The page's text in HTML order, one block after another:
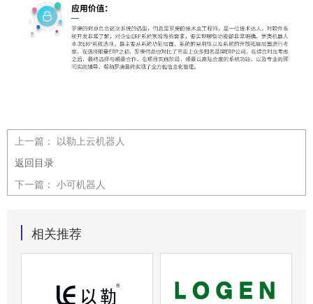
上一篇： 以勒上云机器人
返回目录
下一篇： 小可机器人
相关推荐